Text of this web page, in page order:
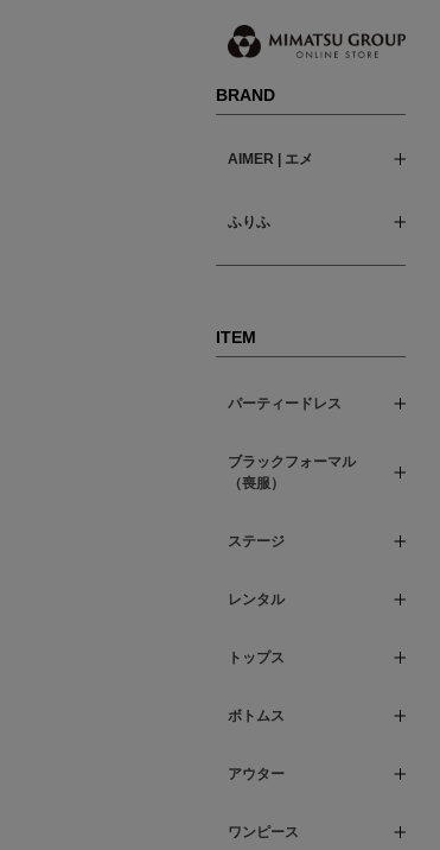
BRAND
AIMER | エメ
ふりふ
ITEM
パーティードレス
ブラックフォーマル
（喪服）
ステージ
レンタル
トップス
ボトムス
アウター
ワンピース